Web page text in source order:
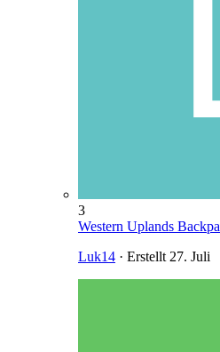
3
Western Uplands
Luk14 · Erstellt 27. Juli